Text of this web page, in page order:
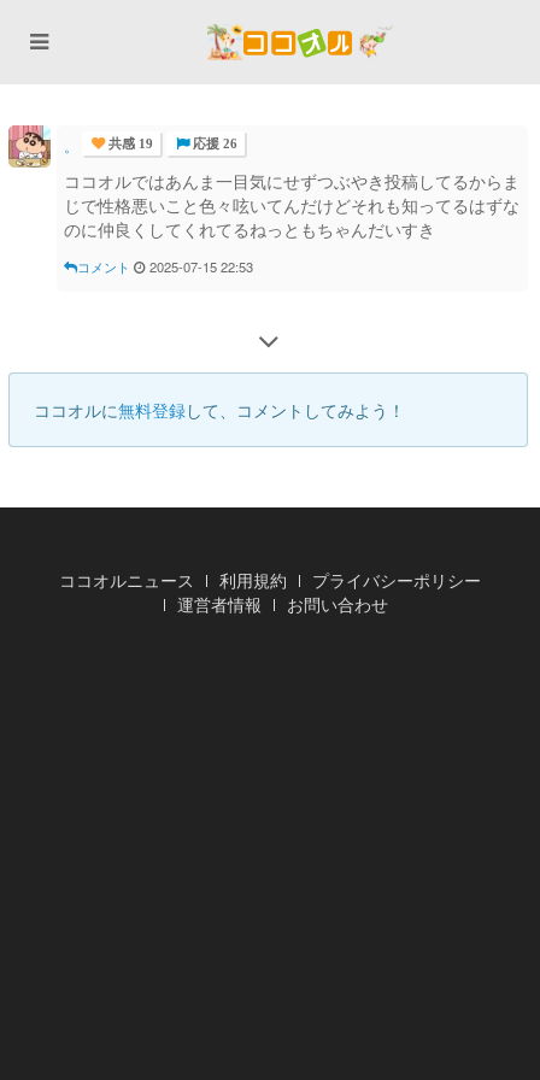
。 共感 19 応援 26
ココオルではあんま一目気にせずつぶやき投稿してるからま
じで性格悪いこと色々呟いてんだけどそれも知ってるはずな
のに仲良くしてくれてるねっともちゃんだいすき
コメント 2025-07-15 22:53
ココオルに無料登録して、コメントしてみよう！
ココオルニュース 利用規約
プライバシーポリシー
運営者情報
お問い合わせ